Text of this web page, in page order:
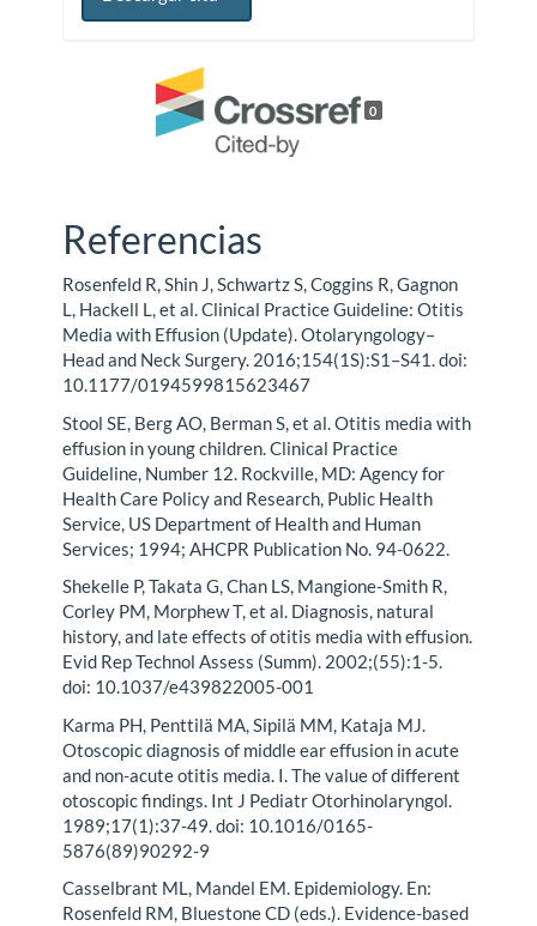
0
Referencias
Rosenfeld R, Shin J, Schwartz S, Coggins R, Gagnon
L, Hackell L, et al. Clinical Practice Guideline: Otitis
Media with Effusion (Update). Otolaryngology–
Head and Neck Surgery. 2016;154(1S):S1–S41. doi:
10.1177/0194599815623467
Stool SE, Berg AO, Berman S, et al. Otitis media with
effusion in young children. Clinical Practice
Guideline, Number 12. Rockville, MD: Agency for
Health Care Policy and Research, Public Health
Service, US Department of Health and Human
Services; 1994; AHCPR Publication No. 94-0622.
Shekelle P, Takata G, Chan LS, Mangione-Smith R,
Corley PM, Morphew T, et al. Diagnosis, natural
history, and late effects of otitis media with effusion.
Evid Rep Technol Assess (Summ). 2002;(55):1-5.
doi: 10.1037/e439822005-001
Karma PH, Penttilä MA, Sipilä MM, Kataja MJ.
Otoscopic diagnosis of middle ear effusion in acute
and non-acute otitis media. I. The value of different
otoscopic findings. Int J Pediatr Otorhinolaryngol.
1989;17(1):37-49. doi: 10.1016/0165-
5876(89)90292-9
Casselbrant ML, Mandel EM. Epidemiology. En:
Rosenfeld RM, Bluestone CD (eds.). Evidence-based